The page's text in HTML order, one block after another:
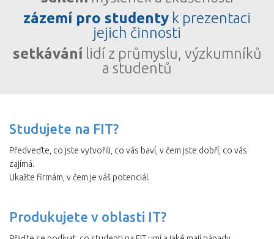
zázemí pro studenty k prezentaci
jejich činnosti
setkávánílidí z průmyslu, výzkumníků
a studentů
Studujete na FIT?
Předveďte, co jste vytvořili, co vás baví, v čem jste dobří, co vás
zajímá.
Ukažte firmám, v čem je váš potenciál.
Produkujete v oblasti IT?